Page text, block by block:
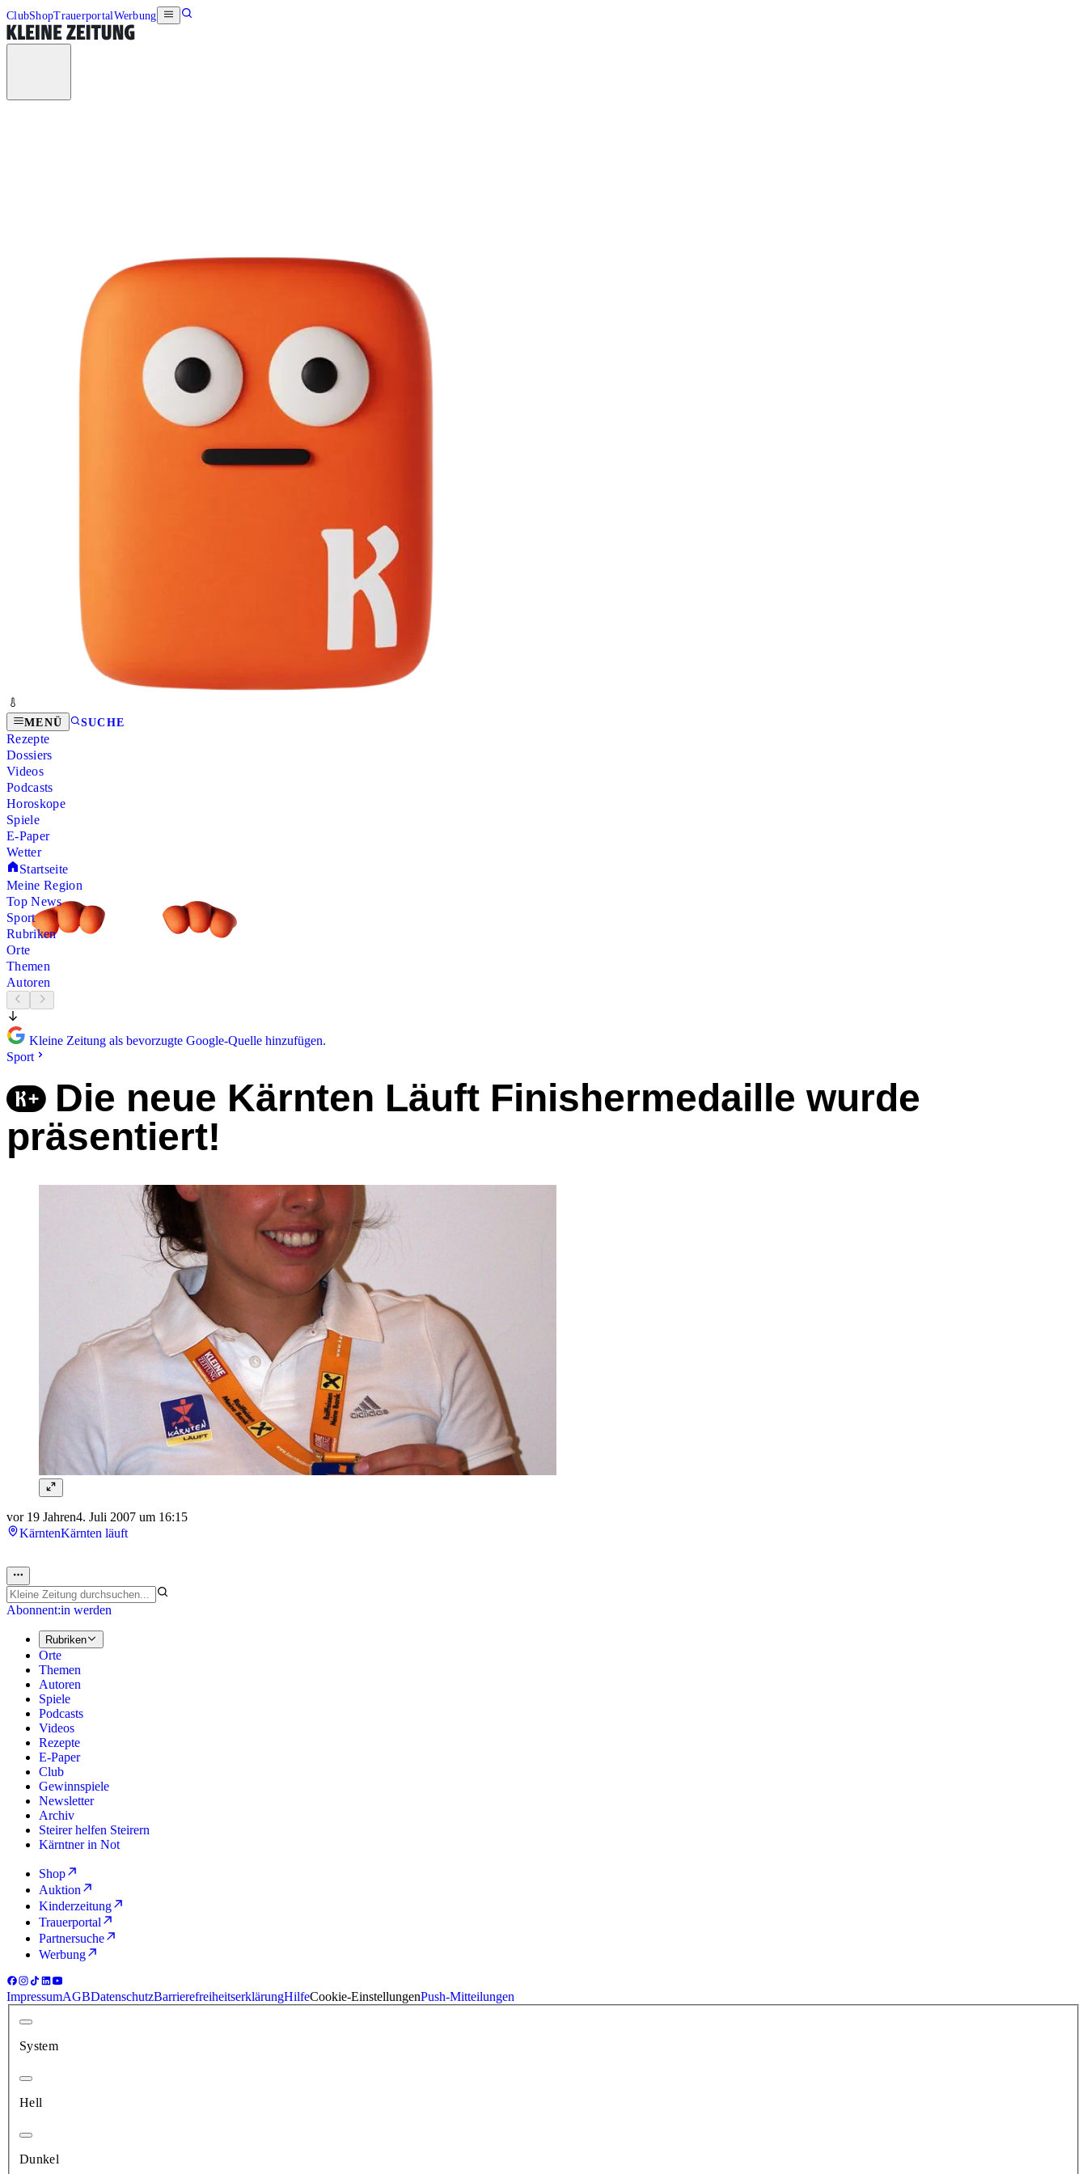
ClubShopTrauerportalWerbung
MENÜ SUCHE
Rezepte
Dossiers
Videos
Podcasts
Horoskope
Spiele
E-Paper
Wetter
Startseite
Meine Region
Top News
Sport
Rubriken
Orte
Themen
Autoren
Kleine Zeitung als bevorzugte Google-Quelle hinzufügen.
Sport
Die neue Kärnten Läuft Finishermedaille wurde
präsentiert!
vor 19 Jahren4. Juli 2007 um 16:15
KärntenKärnten läuft
Abonnent:in werden
Rubriken
Orte
Themen
Autoren
Spiele
Podcasts
Videos
Rezepte
E-Paper
Club
Gewinnspiele
Newsletter
Archiv
Steirer helfen Steirern
Kärntner in Not
Shop
Auktion
Kinderzeitung
Trauerportal
Partnersuche
Werbung
ImpressumAGBDatenschutzBarrierefreiheitserklärungHilfeCookie-EinstellungenPush-Mitteilungen
System
Hell
Dunkel